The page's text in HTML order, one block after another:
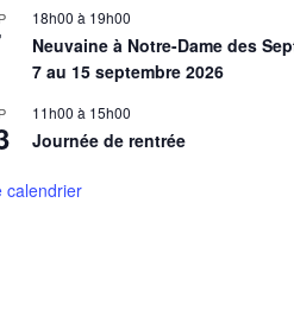
18h00 à 19h00
Neuvaine à Notre-Dame des
7 au 15 septembre 2026
11h00 à 15h00
Journée de rentrée
calendrier